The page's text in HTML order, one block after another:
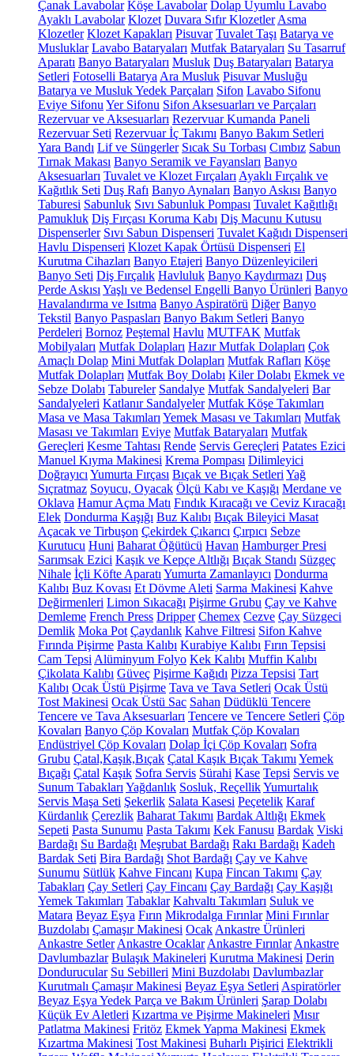
Çanak Lavabolar Köşe Lavabolar Dolap Uyumlu Lavabo
Ayaklı Lavabolar Klozet Duvara Sıfır Klozetler Asma
Klozetler Klozet Kapakları Pisuvar Tuvalet Taşı Batarya ve
Musluklar Lavabo Bataryaları Mutfak Bataryaları Su Tasarruf
Aparatı Banyo Bataryaları Musluk Duş Bataryaları Batarya
Setleri Fotoselli Batarya Ara Musluk Pisuvar Musluğu
Batarya ve Musluk Yedek Parçaları Sifon Lavabo Sifonu
Eviye Sifonu Yer Sifonu Sifon Aksesuarları ve Parçaları
Rezervuar ve Aksesuarları Rezervuar Kumanda Paneli
Rezervuar Seti Rezervuar İç Takımı Banyo Bakım Setleri
Yara Bandı Lif ve Süngerler Sıcak Su Torbası Cımbız Sabun
Tırnak Makası Banyo Seramik ve Fayansları Banyo
Aksesuarları Tuvalet ve Klozet Fırçaları Ayaklı Fırçalık ve
Kağıtlık Seti Duş Rafı Banyo Aynaları Banyo Askısı Banyo
Taburesi Sabunluk Sıvı Sabunluk Pompası Tuvalet Kağıtlığı
Pamukluk Diş Fırçası Koruma Kabı Diş Macunu Kutusu
Dispenserler Sıvı Sabun Dispenseri Tuvalet Kağıdı Dispenseri
Havlu Dispenseri Klozet Kapak Örtüsü Dispenseri El
Kurutma Cihazları Banyo Etajeri Banyo Düzenleyicileri
Banyo Seti Diş Fırçalık Havluluk Banyo Kaydırmazı Duş
Perde Askısı Yaşlı ve Bedensel Engelli Banyo Ürünleri Banyo
Havalandırma ve Isıtma Banyo Aspiratörü Diğer Banyo
Tekstil Banyo Paspasları Banyo Bakım Setleri Banyo
Perdeleri Bornoz Peştemal Havlu MUTFAK Mutfak
Mobilyaları Mutfak Dolapları Hazır Mutfak Dolapları Çok
Amaçlı Dolap Mini Mutfak Dolapları Mutfak Rafları Köşe
Mutfak Dolapları Mutfak Boy Dolabı Kiler Dolabı Ekmek ve
Sebze Dolabı Tabureler Sandalye Mutfak Sandalyeleri Bar
Sandalyeleri Katlanır Sandalyeler Mutfak Köşe Takımları
Masa ve Masa Takımları Yemek Masası ve Takımları Mutfak
Masası ve Takımları Eviye Mutfak Bataryaları Mutfak
Gereçleri Kesme Tahtası Rende Servis Gereçleri Patates Ezici
Manuel Kıyma Makinesi Krema Pompası Dilimleyici
Doğrayıcı Yumurta Fırçası Bıçak ve Bıçak Setleri Yağ
Sıçratmaz Soyucu, Oyacak Ölçü Kabı ve Kaşığı Merdane ve
Oklava Hamur Açma Matı Fındık Kıracağı ve Ceviz Kıracağı
Elek Dondurma Kaşığı Buz Kalıbı Bıçak Bileyici Masat
Açacak ve Tirbuşon Çekirdek Çıkarıcı Çırpıcı Sebze
Kurutucu Huni Baharat Öğütücü Havan Hamburger Presi
Sarımsak Ezici Kaşık ve Kepçe Altlığı Bıçak Standı Süzgeç
Nihale İçli Köfte Aparatı Yumurta Zamanlayıcı Dondurma
Kalıbı Buz Kovası Et Dövme Aleti Sarma Makinesi Kahve
Değirmenleri Limon Sıkacağı Pişirme Grubu Çay ve Kahve
Demleme French Press Dripper Chemex Cezve Çay Süzgeci
Demlik Moka Pot Çaydanlık Kahve Filtresi Sifon Kahve
Fırında Pişirme Pasta Kalıbı Kurabiye Kalıbı Fırın Tepsisi
Cam Tepsi Alüminyum Folyo Kek Kalıbı Muffin Kalıbı
Çikolata Kalıbı Güveç Pişirme Kağıdı Pizza Tepsisi Tart
Kalıbı Ocak Üstü Pişirme Tava ve Tava Setleri Ocak Üstü
Tost Makinesi Ocak Üstü Sac Sahan Düdüklü Tencere
Tencere ve Tava Aksesuarları Tencere ve Tencere Setleri Çöp
Kovaları Banyo Çöp Kovaları Mutfak Çöp Kovaları
Endüstriyel Çöp Kovaları Dolap İçi Çöp Kovaları Sofra
Grubu Çatal,Kaşık,Bıçak Çatal Kaşık Bıçak Takımı Yemek
Bıçağı Çatal Kaşık Sofra Servis Sürahi Kase Tepsi Servis ve
Sunum Tabakları Yağdanlık Sosluk, ReçellikYumurtalık
Servis Maşa Seti Şekerlik Salata Kasesi Peçetelik Karaf
Kürdanlık Çerezlik Baharat Takımı Bardak Altlığı Ekmek
Sepeti Pasta Sunumu Pasta Takımı Kek Fanusu Bardak Viski
Bardağı Su Bardağı Meşrubat Bardağı Rakı Bardağı Kadeh
Bardak Seti Bira Bardağı Shot Bardağı Çay ve Kahve
Sunumu Sütlük Kahve Fincanı Kupa Fincan Takımı Çay
Tabakları Çay Setleri Çay Fincanı Çay Bardağı Çay Kaşığı
Yemek Takımları Tabaklar Kahvaltı Takımları Suluk ve
Matara Beyaz Eşya Fırın Mikrodalga Fırınlar Mini Fırınlar
Buzdolabı Çamaşır Makinesi Ocak Ankastre Ürünleri
Ankastre Setler Ankastre Ocaklar Ankastre Fırınlar Ankastre
Davlumbazlar Bulaşık Makineleri Kurutma Makinesi Derin
Dondurucular Su Sebilleri Mini Buzdolabı Davlumbazlar
Kurutmalı Çamaşır Makinesi Beyaz Eşya Setleri Aspiratörler
Beyaz Eşya Yedek Parça ve Bakım Ürünleri Şarap Dolabı
Küçük Ev Aletleri Kızartma ve Pişirme Makineleri Mısır
Patlatma Makinesi Fritöz Ekmek Yapma Makinesi Ekmek
Kızartma Makinesi Tost Makinesi Buharlı Pişirici Elektrikli